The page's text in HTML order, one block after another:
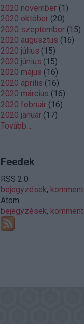
2020 november (1)
2020 október (20)
2020 szeptember (15)
2020 augusztus (16)
2020 július (15)
2020 június (15)
2020 május (16)
2020 április (16)
2020 március (16)
2020 február (16)
2020 január (17)
Tovább...
Feedek
RSS 2.0
bejegyzések,
Atom
bejegyzések,